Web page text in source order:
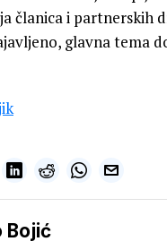
članica i partnerskih
glavna tema
Bojić